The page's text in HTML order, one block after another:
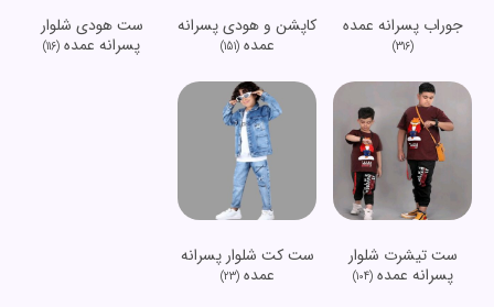
جوراب پسرانه عمده
(316)
کاپشن و هودی پسرانه
عمده(151)
ست هودی شلوار
پسرانه عمده (116)
ست تیشرت شلوار
پسرانه عمده(104)
ست کت شلوار پسرانه
عمده(23)